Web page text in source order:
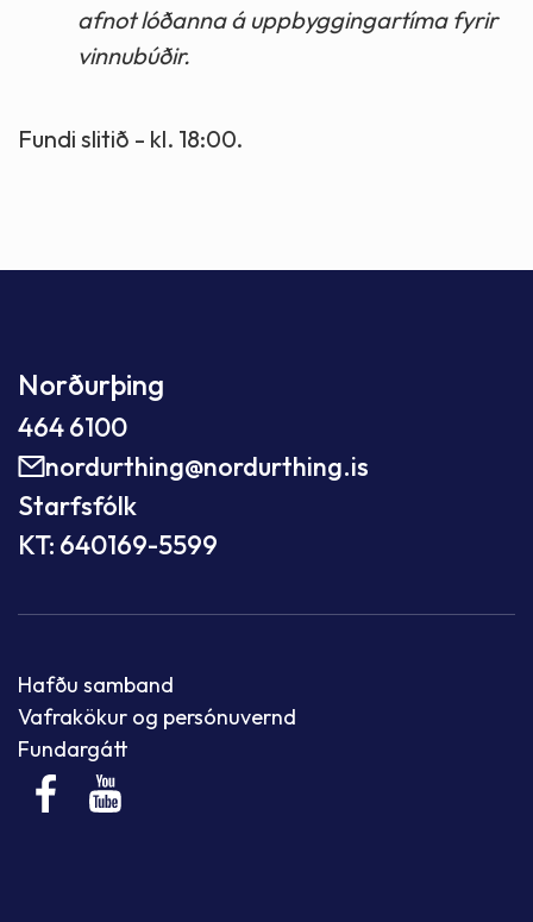
afnot lóðanna á uppbyggingartíma fyrir
vinnubúðir.
Fundi slitið - kl. 18:00.
Norðurþing
464 6100
nordurthing@nordurthing.is
Starfsfólk
KT: 640169-5599
Hafðu samband
Vafrakökur og persónuvernd
Fundargátt